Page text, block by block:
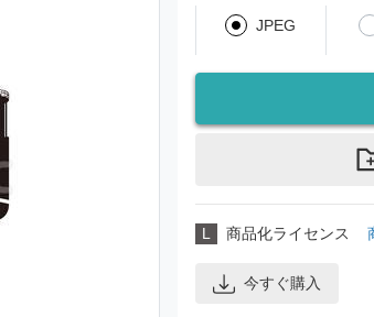
JPEG
L 商品化ライセンス
今すぐ購入